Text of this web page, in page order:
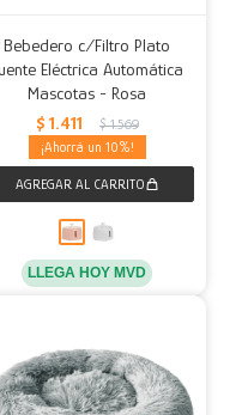
Bebedero c/Filtro Plato
Eléctrica Automática
Mascotas - Rosa
$ 1.411 $ 1.569
10
LLEGA HOY MVD